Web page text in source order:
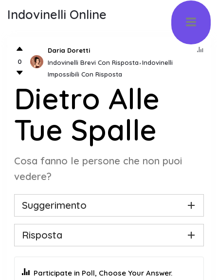
Indovinelli Online
0
Daria Doretti
Indovinelli Brevi Con Risposta Indovinelli
Impossibili Con Risposta
Dietro Alle
Tue Spalle
Cosa fanno le persone che non puoi
vedere?
Suggerimento
Risposta
Participate in Poll, Choose Your Answer.